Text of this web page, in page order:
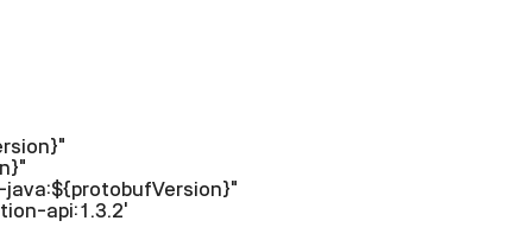
api:1.3.2'